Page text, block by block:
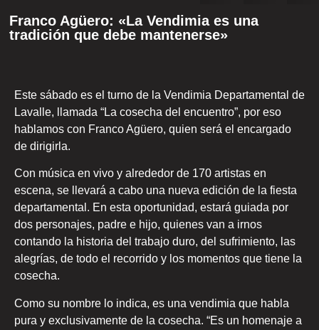
Franco Agüero: «La Vendimia es una
tradición que debe mantenerse»
Este sábado es el turno de la Vendimia Departamental de
Lavalle, llamada “La cosecha del encuentro”, por eso
hablamos con Franco Agüero, quien será el encargado
de dirigirla.
Con música en vivo y alrededor de 170 artistas en
escena, se llevará a cabo una nueva edición de la fiesta
departamental. En esta oportunidad, estará guiada por
dos personajes, padre e hijo, quienes van a irnos
contando la historia del trabajo duro, del sufrimiento, las
alegrías, de todo el recorrido y los momentos que tiene la
cosecha.
Como su nombre lo indica, es una vendimia que habla
pura y exclusivamente de la cosecha. “Es un homenaje a